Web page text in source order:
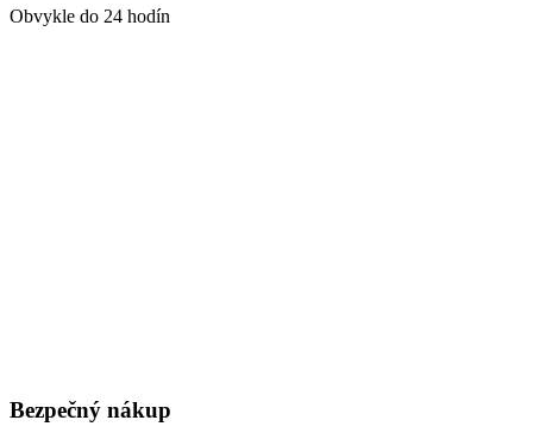
Obvykle do 24 hodín
Bezpečný nákup